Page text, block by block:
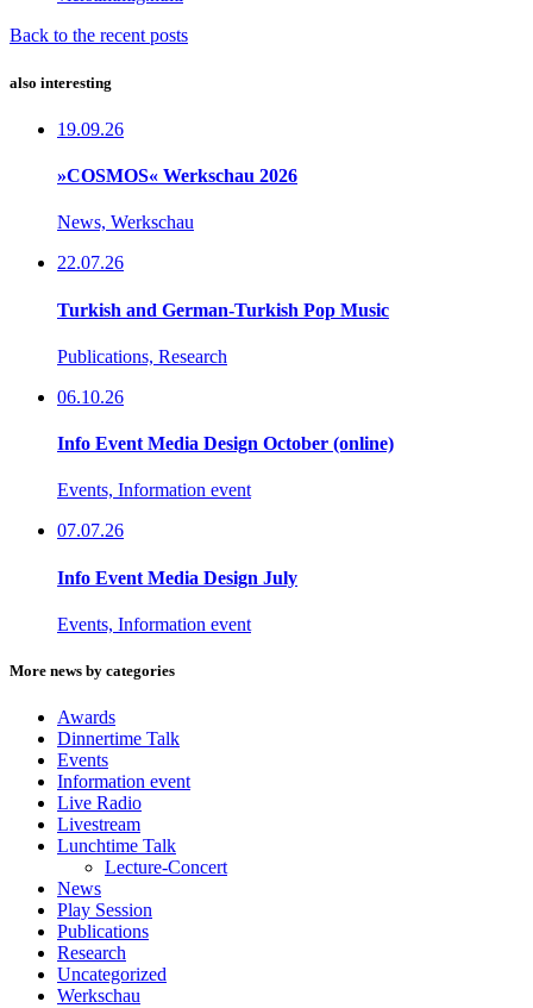
Back to the recent posts
also interesting
19.09.26
»COSMOS« Werkschau 2026
News, Werkschau
22.07.26
Turkish and German-Turkish Pop Music
Publications, Research
06.10.26
Info Event Media Design October (online)
Events, Information event
07.07.26
Info Event Media Design July
Events, Information event
More news by categories
Awards
Dinnertime Talk
Events
Information event
Live Radio
Livestream
Lunchtime Talk
Lecture-Concert
News
Play Session
Publications
Research
Uncategorized
Werkschau